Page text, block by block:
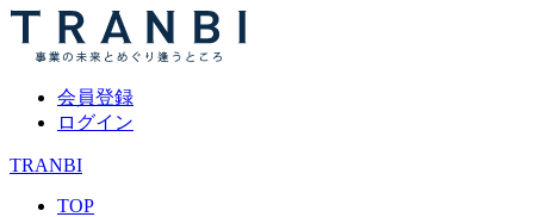
会員登録
ログイン
TRANBI
TOP